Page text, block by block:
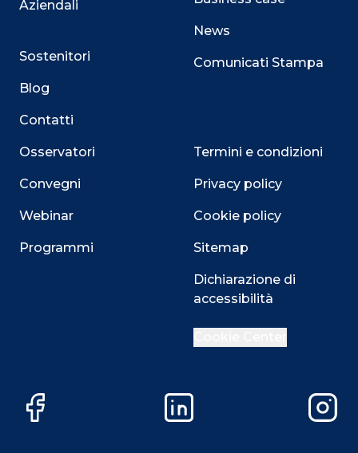
Aziendali
Sostenitori
Blog
Contatti
Osservatori
Convegni
Webinar
Programmi
News
Comunicati Stampa
Termini e condizioni
Privacy policy
Cookie policy
Sitemap
Dichiarazione di
accessibilità
Facebook LinkedIn
Su questo sito web utilizziamo cookie tecnici necessari
alla navigazione e funzionali all’erogazione del servizio.